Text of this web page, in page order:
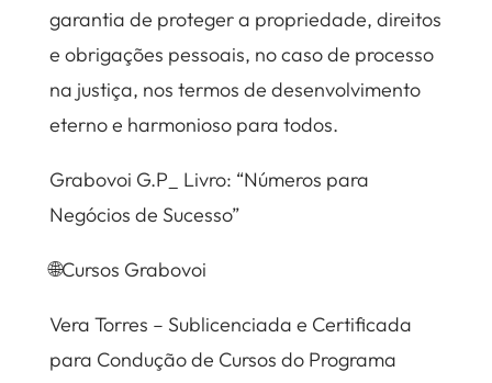
garantia de proteger a propriedade, direitos
e obrigações pessoais, no caso de processo
na justiça, nos termos de desenvolvimento
eterno e harmonioso para todos.
Grabovoi G.P_ Livro: “Números para
Negócios de Sucesso”
🌐Cursos Grabovoi
Vera Torres – Sublicenciada e Certificada
para Condução de Cursos do Programa